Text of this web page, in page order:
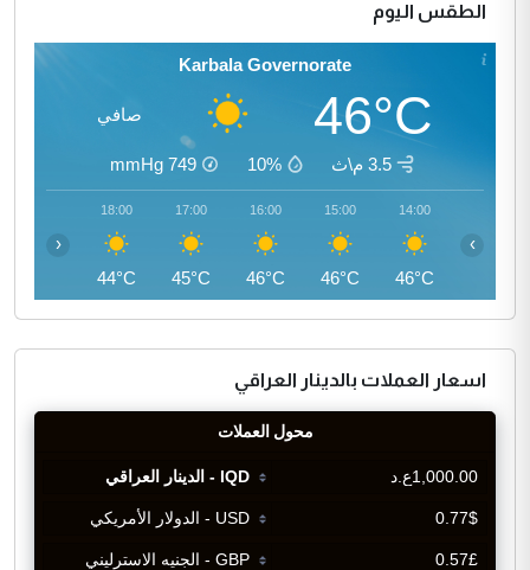
الطقس اليوم
Karbala Governorate
46°C صافي
3.5 م\ث 10%
749
mmHg
14:00
46°C
15:00
46°C
16:00
46°C
17:00
45°C
18:00
44°C
‹ ›
اسعار العملات بالدينار العراقي